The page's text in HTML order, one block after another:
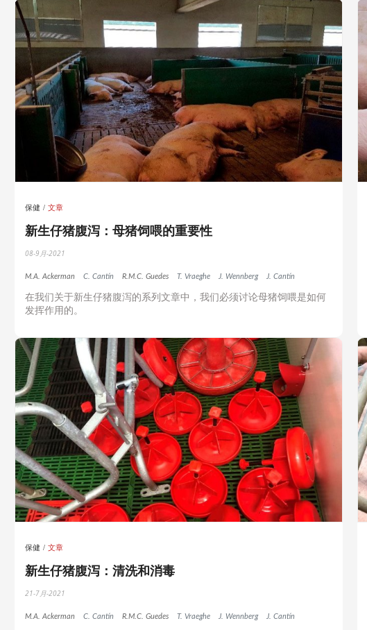
保健 文章
新生仔猪腹泻：母猪饲喂的重要性
08-9月-2021
M.A. Ackerman C. Cantín R.M.C. Guedes T. Vraeghe J. Wennberg J. Cantín
在我们关于新生仔猪腹泻的系列文章中，我们必须讨论母猪饲喂是如何
发挥作用的。
保健 文章
新生仔猪腹泻：清洗和消毒
21-7月-2021
M.A. Ackerman C. Cantín R.M.C. Guedes T. Vraeghe J. Wennberg J. Cantín